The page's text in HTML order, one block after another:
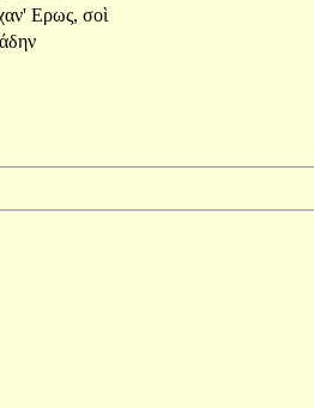
Ερως, σοὶ